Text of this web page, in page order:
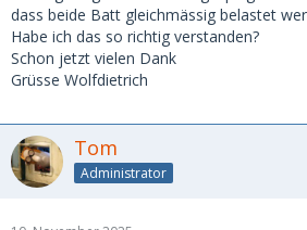
dass beide Batt gleichmässig belastet
Habe ich das so richtig verstanden?
Schon jetzt vielen Dank
Grüsse Wolfdietrich
Tom
Administrator